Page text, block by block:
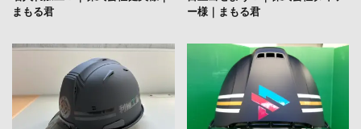
まもる君
ー様｜まもる君